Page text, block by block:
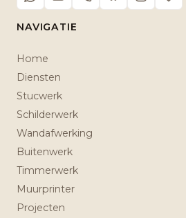
NAVIGATIE
Home
Diensten
Stucwerk
Schilderwerk
Wandafwerking
Buitenwerk
Timmerwerk
Muurprinter
Projecten